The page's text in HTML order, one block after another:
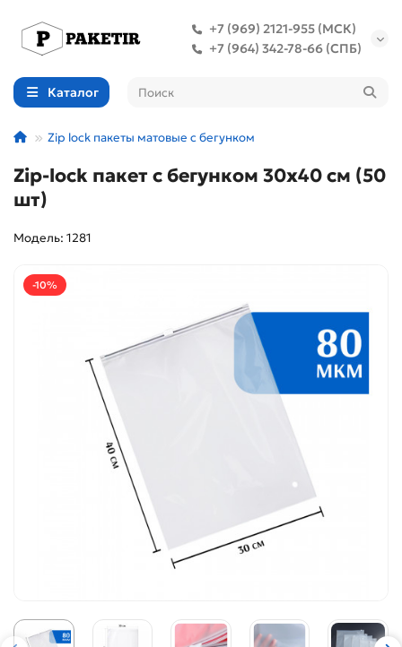
+7 (969) 2121-955 (МСК)
+7 (964) 342-78-66 (СПБ)
Каталог
Zip lock пакеты матовые с бегунком
Zip-lock пакет с бегунком 30х40 см (50
шт)
Модель: 1281
-10%